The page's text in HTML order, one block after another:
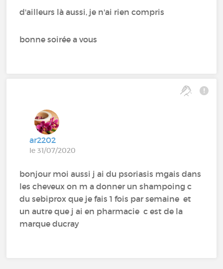
d'ailleurs là aussi, je n'ai rien compris
bonne soirée a vous
ar2202
le 31/07/2020
bonjour moi aussi j ai du psoriasis mgais dans
les cheveux on m a donner un shampoing c
du sebiprox que je fais 1 fois par semaine et
un autre que j ai en pharmacie c est de la
marque ducray